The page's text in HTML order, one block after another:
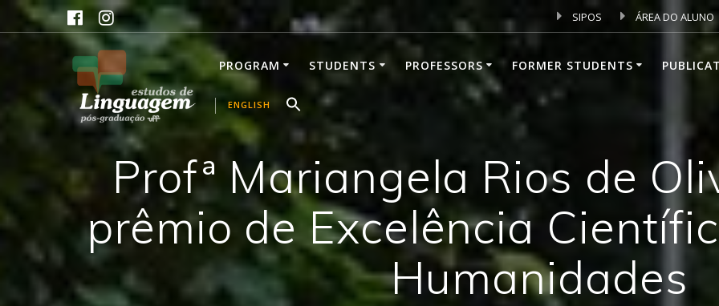
Skip
to
SIPOS ÁREA DO ALUNO
PROGRAM STUDENTS PROFESSORS FORMER STUDENTS
ENGLISH
Profª Mariangela Rios de
prêmio de Excelência
Humanidades